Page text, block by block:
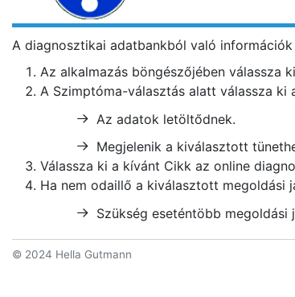
A diagnosztikai adatbankból való
Az alkalmazás böngészőjében válassza
A Szimptóma-választás alatt válassza ki
Az adatok letöltődnek.
Megjelenik a kiválasztott
Válassza ki a kívánt Cikk az online
Ha nem odaillő a kiválasztott megoldási
Szükség eseténtöbb megoldási
© 2024 Hella Gutmann